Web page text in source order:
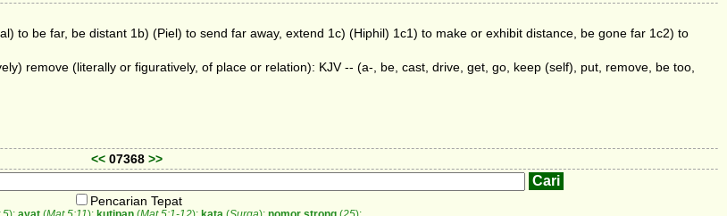
to be far, be distant 1b) (Piel) to send far away, extend 1c) (Hiphil) 1c1) to make or exhibit distance, be gone far 1c2) to
remove (literally or figuratively, of place or relation): KJV -- (a-, be, cast, drive, get, go, keep (self), put, remove, be too,
<< 07368 >>
Pencarian Tepat